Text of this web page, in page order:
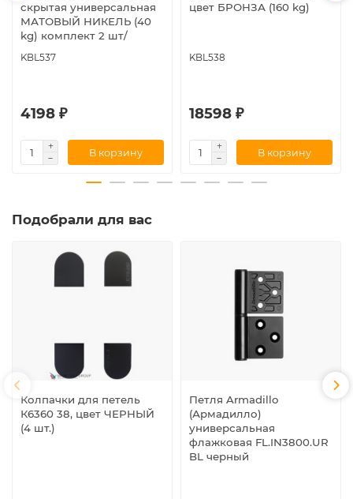
скрытая универсальная
МАТОВЫЙ НИКЕЛЬ (40
kg) комплект 2 шт/
KBL537
4198 ₽
В корзину
цвет БРОНЗА (160 kg)
KBL538
18598 ₽
В корзину
Подобрали для вас
Колпачки для петель
К6360 38, цвет ЧЕРНЫЙ
(4 шт.)
Петля Armadillo
(Армадилло)
универсальная
флажковая FL.IN3800.UR
BL черный